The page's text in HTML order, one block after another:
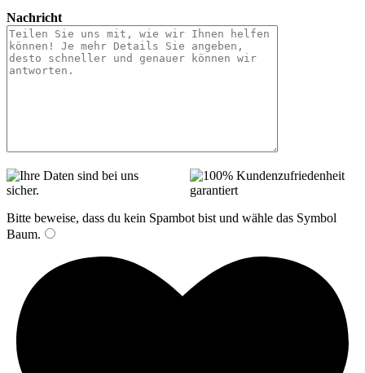
Nachricht
Bitte beweise, dass du kein Spambot bist und wähle das Symbol
Baum.